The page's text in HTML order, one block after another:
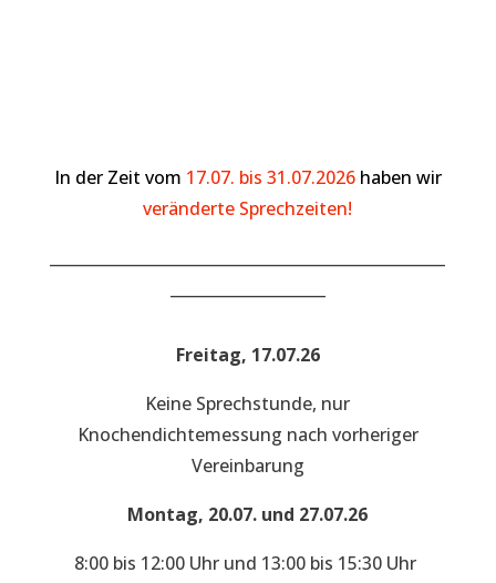
In der Zeit vom 17.07. bis 31.07.2026 haben wir
veränderte Sprechzeiten!
Freitag, 17.07.26
Keine Sprechstunde, nur
Knochendichtemessung nach vorheriger
Vereinbarung
Montag, 20.07. und 27.07.26
8:00 bis 12:00 Uhr und 13:00 bis 15:30 Uhr